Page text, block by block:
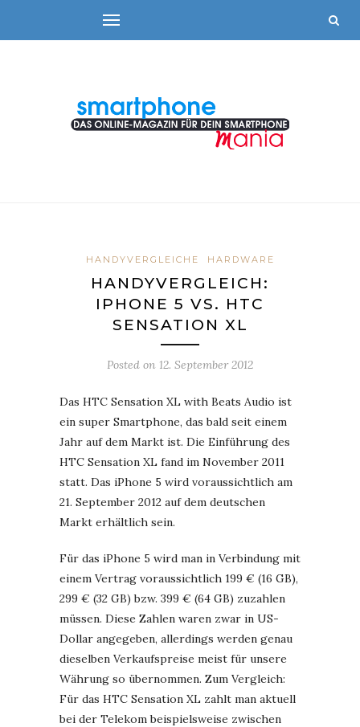
HANDYVERGLEICHE HARDWARE
HANDYVERGLEICH:
IPHONE 5 VS. HTC
SENSATION XL
Posted on 12. September 2012
Das HTC Sensation XL with Beats Audio ist
ein super Smartphone, das bald seit einem
Jahr auf dem Markt ist. Die Einführung des
HTC Sensation XL fand im November 2011
statt. Das iPhone 5 wird voraussichtlich am
21. September 2012 auf dem deutschen
Markt erhältlich sein.
Für das iPhone 5 wird man in Verbindung mit
einem Vertrag voraussichtlich 199 € (16 GB),
299 € (32 GB) bzw. 399 € (64 GB) zuzahlen
müssen. Diese Zahlen waren zwar in US-
Dollar angegeben, allerdings werden genau
dieselben Verkaufspreise meist für unsere
Währung so übernommen. Zum Vergleich:
Für das HTC Sensation XL zahlt man aktuell
bei der Telekom beispielsweise zwischen